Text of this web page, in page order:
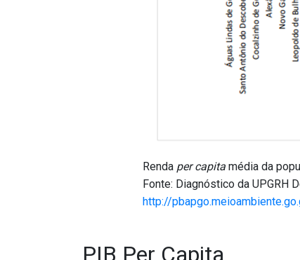
Renda per capita média da
Fonte: Diagnóstico da UPGRH
http://
PIB Per Capita